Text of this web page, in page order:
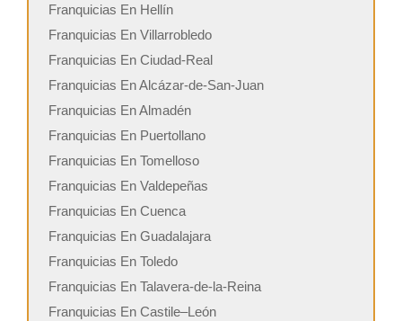
Franquicias En Hellín
Franquicias En Villarrobledo
Franquicias En Ciudad-Real
Franquicias En Alcázar-de-San-Juan
Franquicias En Almadén
Franquicias En Puertollano
Franquicias En Tomelloso
Franquicias En Valdepeñas
Franquicias En Cuenca
Franquicias En Guadalajara
Franquicias En Toledo
Franquicias En Talavera-de-la-Reina
Franquicias En Castile–León